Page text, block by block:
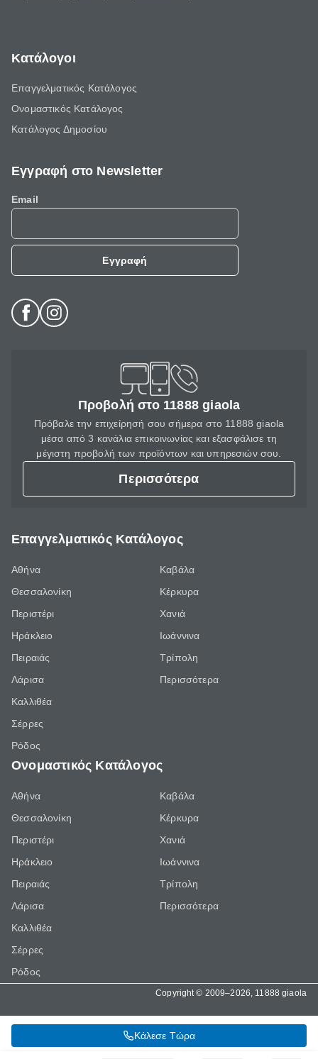
Κάλεσε Τώρα
Κατάλογοι
Επαγγελματικός Κατάλογος
Ονομαστικός Κατάλογος
Κατάλογος Δημοσίου
Εγγραφή στο Newsletter
Email
Εγγραφή
Προβολή στο 11888 giaola
Πρόβαλε την επιχείρησή σου σήμερα στο 11888 giaola
μέσα από 3 κανάλια επικοινωνίας και εξασφάλισε τη
μέγιστη προβολή των προϊόντων και υπηρεσιών σου.
Περισσότερα
Επαγγελματικός Κατάλογος
Αθήνα
Θεσσαλονίκη
Περιστέρι
Ηράκλειο
Πειραιάς
Λάρισα
Καλλιθέα
Σέρρες
Ρόδος
Καβάλα
Κέρκυρα
Χανιά
Ιωάννινα
Τρίπολη
Περισσότερα
Ονομαστικός Κατάλογος
Αθήνα
Θεσσαλονίκη
Περιστέρι
Ηράκλειο
Πειραιάς
Λάρισα
Καλλιθέα
Σέρρες
Ρόδος
Καβάλα
Κέρκυρα
Χανιά
Ιωάννινα
Τρίπολη
Περισσότερα
Copyright © 2009–2026, 11888 giaola